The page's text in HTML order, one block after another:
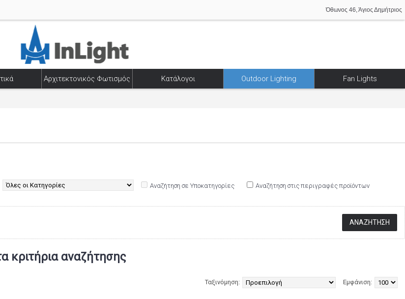
Όθωνος 46, Άγιος Δημήτριος
Αρχιτεκτονικός Φωτισμός Κατάλογοι Outdoor Lighting Fan Lights
Αναζήτηση σε Υποκατηγορίες Αναζήτηση στις περιγραφές προϊόντων
κριτήρια αναζήτησης
Εμφάνιση:
Ταξινόμηση: